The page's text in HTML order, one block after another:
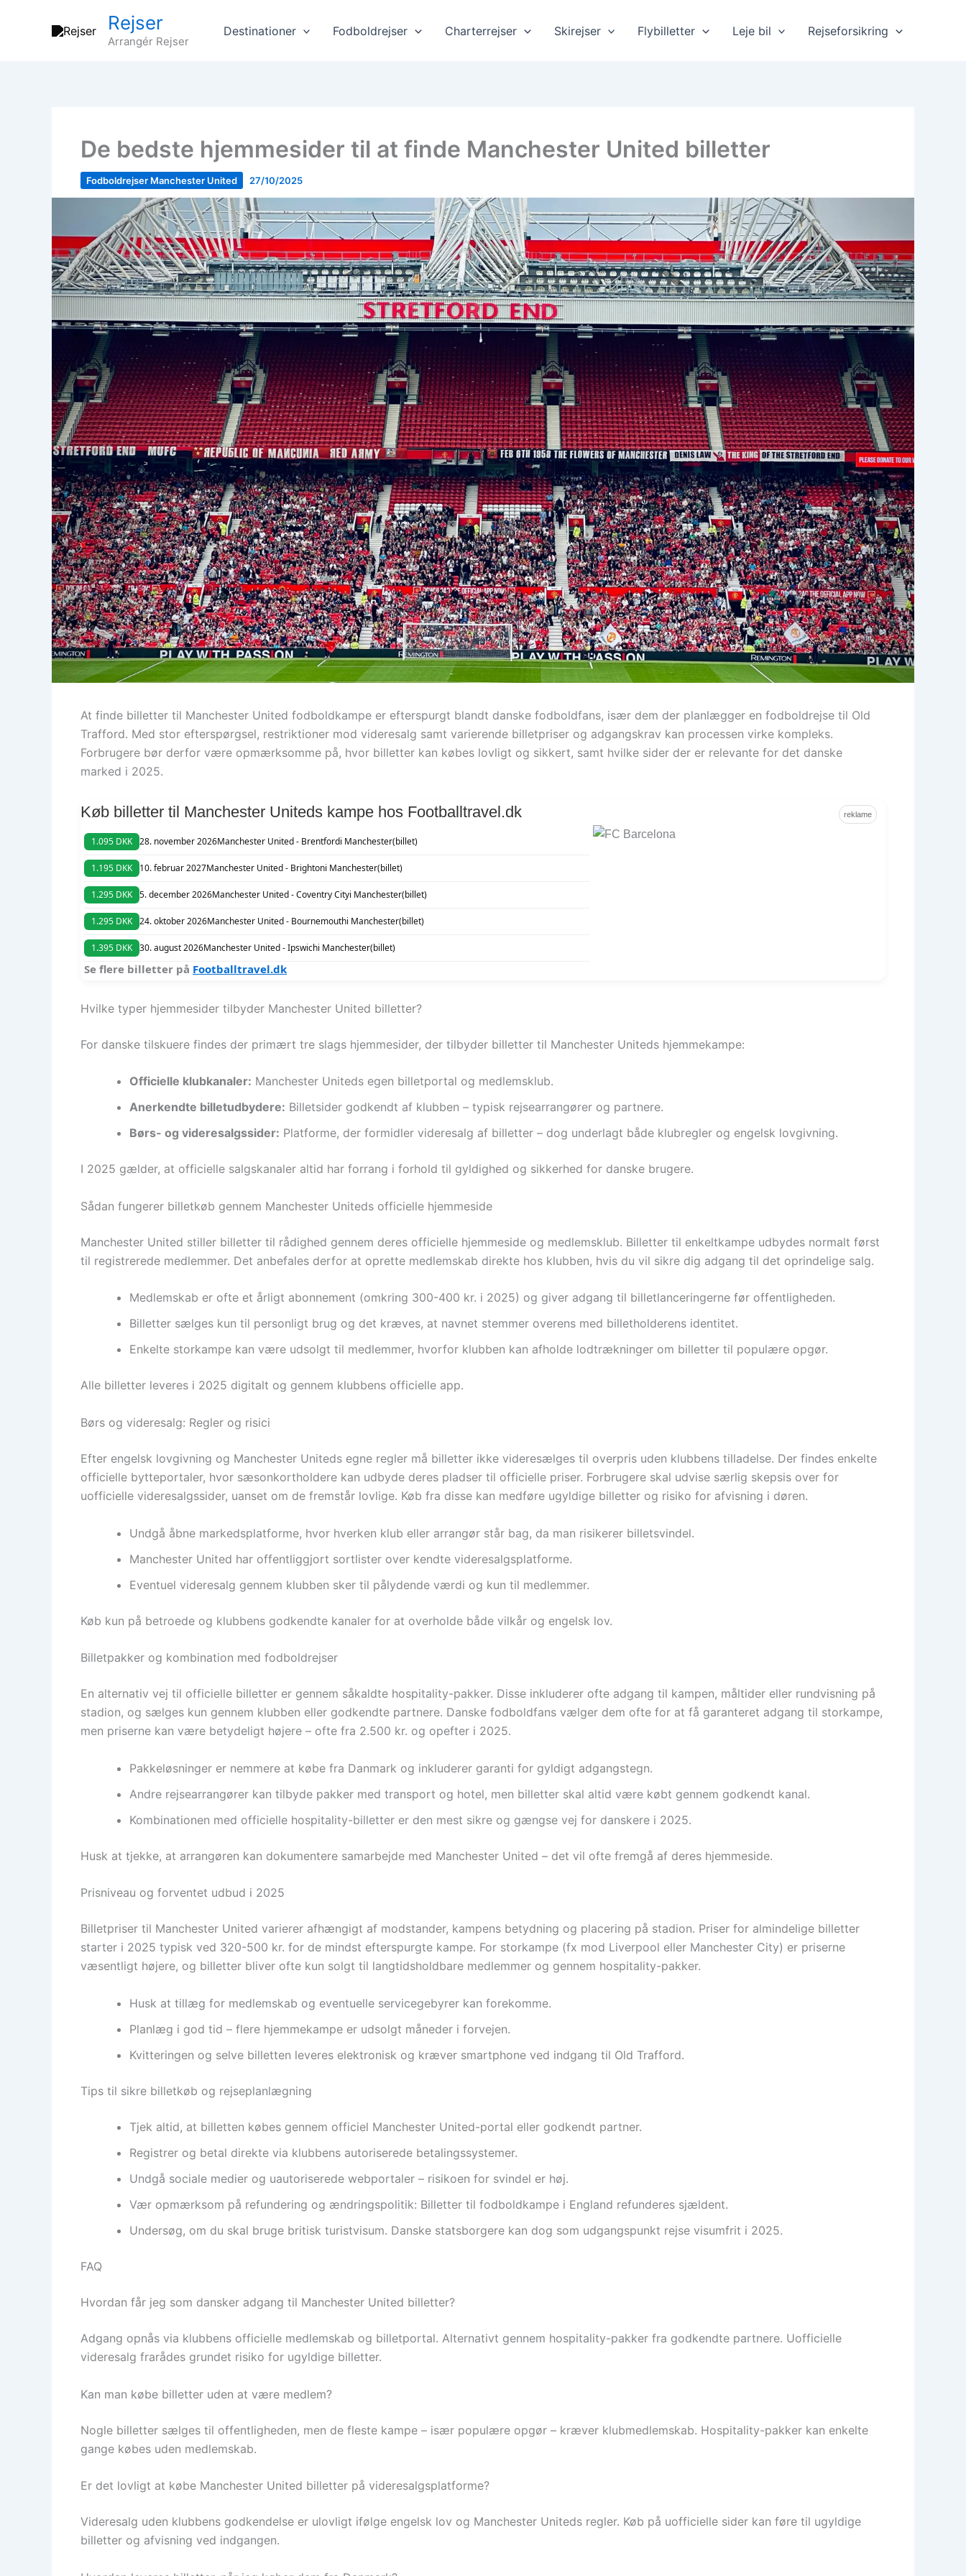
Rejser
Arrangér Rejser
Destinationer Fodboldrejser Charterrejser Skirejser Flybilletter Leje bil Rejseforsikring
De bedste hjemmesider til at finde Manchester United billetter
Fodboldrejser Manchester United 27/10/2025
At finde billetter til Manchester United fodboldkampe er efterspurgt blandt danske fodboldfans, især dem der planlægger en fodboldrejse til Old
Trafford. Med stor efterspørgsel, restriktioner mod videresalg samt varierende billetpriser og adgangskrav kan processen virke kompleks.
Forbrugere bør derfor være opmærksomme på, hvor billetter kan købes lovligt og sikkert, samt hvilke sider der er relevante for det danske
marked i 2025.
reklame
Køb billetter til Manchester Uniteds kampe hos Footballtravel.dk
1.095 DKK 28. november 2026Manchester United - Brentfordi Manchester(billet)
1.195 DKK 10. februar 2027Manchester United - Brightoni Manchester(billet)
1.295 DKK 5. december 2026Manchester United - Coventry Cityi Manchester(billet)
1.295 DKK 24. oktober 2026Manchester United - Bournemouthi Manchester(billet)
1.395 DKK 30. august 2026Manchester United - Ipswichi Manchester(billet)
Se flere billetter på Footballtravel.dk
Hvilke typer hjemmesider tilbyder Manchester United billetter?
For danske tilskuere findes der primært tre slags hjemmesider, der tilbyder billetter til Manchester Uniteds hjemmekampe:
Officielle klubkanaler: Manchester Uniteds egen billetportal og medlemsklub.
Anerkendte billetudbydere: Billetsider godkendt af klubben – typisk rejsearrangører og partnere.
Børs- og videresalgssider: Platforme, der formidler videresalg af billetter – dog underlagt både klubregler og engelsk lovgivning.
I 2025 gælder, at officielle salgskanaler altid har forrang i forhold til gyldighed og sikkerhed for danske brugere.
Sådan fungerer billetkøb gennem Manchester Uniteds officielle hjemmeside
Manchester United stiller billetter til rådighed gennem deres officielle hjemmeside og medlemsklub. Billetter til enkeltkampe udbydes normalt først
til registrerede medlemmer. Det anbefales derfor at oprette medlemskab direkte hos klubben, hvis du vil sikre dig adgang til det oprindelige salg.
Medlemskab er ofte et årligt abonnement (omkring 300-400 kr. i 2025) og giver adgang til billetlanceringerne før offentligheden.
Billetter sælges kun til personligt brug og det kræves, at navnet stemmer overens med billetholderens identitet.
Enkelte storkampe kan være udsolgt til medlemmer, hvorfor klubben kan afholde lodtrækninger om billetter til populære opgør.
Alle billetter leveres i 2025 digitalt og gennem klubbens officielle app.
Børs og videresalg: Regler og risici
Efter engelsk lovgivning og Manchester Uniteds egne regler må billetter ikke videresælges til overpris uden klubbens tilladelse. Der findes enkelte
officielle bytteportaler, hvor sæsonkortholdere kan udbyde deres pladser til officielle priser. Forbrugere skal udvise særlig skepsis over for
uofficielle videresalgssider, uanset om de fremstår lovlige. Køb fra disse kan medføre ugyldige billetter og risiko for afvisning i døren.
Undgå åbne markedsplatforme, hvor hverken klub eller arrangør står bag, da man risikerer billetsvindel.
Manchester United har offentliggjort sortlister over kendte videresalgsplatforme.
Eventuel videresalg gennem klubben sker til pålydende værdi og kun til medlemmer.
Køb kun på betroede og klubbens godkendte kanaler for at overholde både vilkår og engelsk lov.
Billetpakker og kombination med fodboldrejser
En alternativ vej til officielle billetter er gennem såkaldte hospitality-pakker. Disse inkluderer ofte adgang til kampen, måltider eller rundvisning på
stadion, og sælges kun gennem klubben eller godkendte partnere. Danske fodboldfans vælger dem ofte for at få garanteret adgang til storkampe,
men priserne kan være betydeligt højere – ofte fra 2.500 kr. og opefter i 2025.
Pakkeløsninger er nemmere at købe fra Danmark og inkluderer garanti for gyldigt adgangstegn.
Andre rejsearrangører kan tilbyde pakker med transport og hotel, men billetter skal altid være købt gennem godkendt kanal.
Kombinationen med officielle hospitality-billetter er den mest sikre og gængse vej for danskere i 2025.
Husk at tjekke, at arrangøren kan dokumentere samarbejde med Manchester United – det vil ofte fremgå af deres hjemmeside.
Prisniveau og forventet udbud i 2025
Billetpriser til Manchester United varierer afhængigt af modstander, kampens betydning og placering på stadion. Priser for almindelige billetter
starter i 2025 typisk ved 320-500 kr. for de mindst efterspurgte kampe. For storkampe (fx mod Liverpool eller Manchester City) er priserne
væsentligt højere, og billetter bliver ofte kun solgt til langtidsholdbare medlemmer og gennem hospitality-pakker.
Husk at tillæg for medlemskab og eventuelle servicegebyrer kan forekomme.
Planlæg i god tid – flere hjemmekampe er udsolgt måneder i forvejen.
Kvitteringen og selve billetten leveres elektronisk og kræver smartphone ved indgang til Old Trafford.
Tips til sikre billetkøb og rejseplanlægning
Tjek altid, at billetten købes gennem officiel Manchester United-portal eller godkendt partner.
Registrer og betal direkte via klubbens autoriserede betalingssystemer.
Undgå sociale medier og uautoriserede webportaler – risikoen for svindel er høj.
Vær opmærksom på refundering og ændringspolitik: Billetter til fodboldkampe i England refunderes sjældent.
Undersøg, om du skal bruge britisk turistvisum. Danske statsborgere kan dog som udgangspunkt rejse visumfrit i 2025.
FAQ
Hvordan får jeg som dansker adgang til Manchester United billetter?
Adgang opnås via klubbens officielle medlemskab og billetportal. Alternativt gennem hospitality-pakker fra godkendte partnere. Uofficielle
videresalg frarådes grundet risiko for ugyldige billetter.
Kan man købe billetter uden at være medlem?
Nogle billetter sælges til offentligheden, men de fleste kampe – især populære opgør – kræver klubmedlemskab. Hospitality-pakker kan enkelte
gange købes uden medlemskab.
Er det lovligt at købe Manchester United billetter på videresalgsplatforme?
Videresalg uden klubbens godkendelse er ulovligt ifølge engelsk lov og Manchester Uniteds regler. Køb på uofficielle sider kan føre til ugyldige
billetter og afvisning ved indgangen.